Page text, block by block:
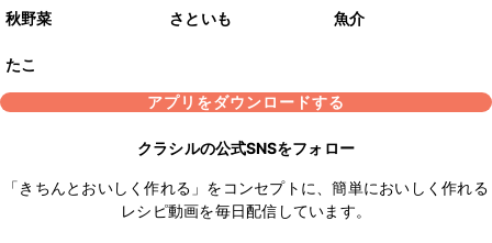
秋野菜 さといも 魚介
たこ
アプリをダウンロードする
クラシルの公式SNSをフォロー
「きちんとおいしく作れる」をコンセプトに、簡単においしく作れる
レシピ動画を毎日配信しています。